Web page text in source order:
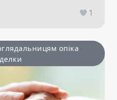
1
опіка